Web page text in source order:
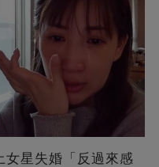
星失婚「反過來感